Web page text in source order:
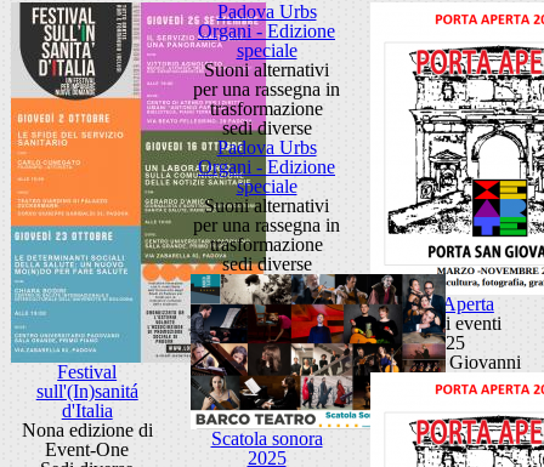
Festival
sull'(In)sanitá
d'Italia
Nona edizione di
Event-One
Padova Urbs
Organi - Edizione
speciale
Suoni alternativi
per una rassegna in
trasformazione
sedi diverse
Porta Aperta
Ciclo di eventi
2025
Porta San Giovanni
Padova Urbs
Organi - Edizione
speciale
Suoni alternativi
per una rassegna in
trasformazione
sedi diverse
Scatola sonora
2025